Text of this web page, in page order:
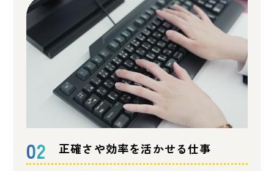
02 正確さや効率を活かせる仕事